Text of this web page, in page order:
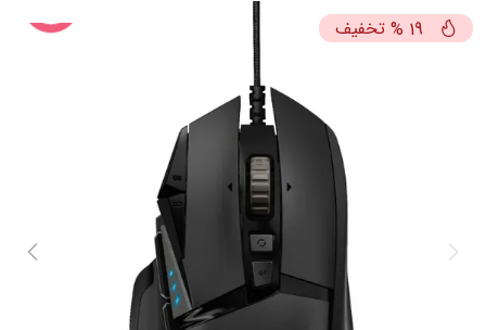
19
% تخفیف